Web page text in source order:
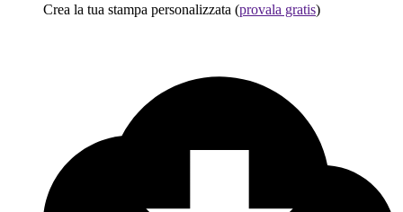
Crea la tua stampa personalizzata (provala gratis)